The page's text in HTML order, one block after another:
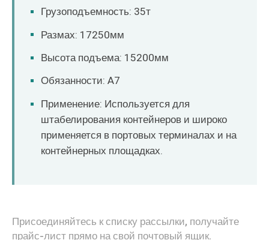
Грузоподъемность: 35т
Размах: 17250мм
Высота подъема: 15200мм
Обязанности: A7
Применение: Используется для
штабелирования контейнеров и широко
применяется в портовых терминалах и на
контейнерных площадках.
Присоединяйтесь к списку рассылки, получайте
прайс-лист прямо на свой почтовый ящик.